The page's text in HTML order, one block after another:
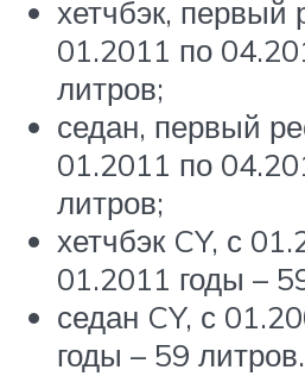
хетчбэк, первый
01.2011 по
литров;
седан, первый
01.2011 по
литров;
хетчбэк CY, с
01.2011 годы –
седан CY, с
годы – 59 литров.